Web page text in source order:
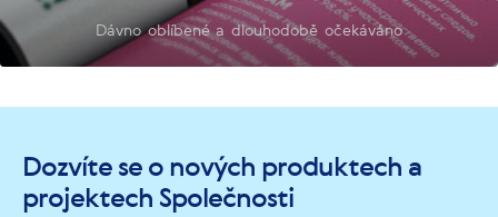
Dávno oblíbené a dlouhodobě očekáváno
Dozvíte se o nových produktech a
projektech Společnosti